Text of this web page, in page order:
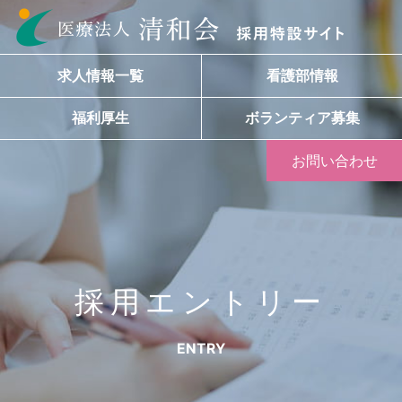
求人情報一覧 看護部情報
福利厚生 ボランティア募集
お問い合わせ
採用エントリー
ENTRY